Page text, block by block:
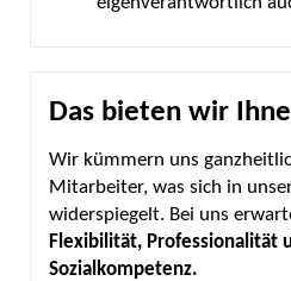
Das bieten wir
Wir kümmern uns
Mitarbeiter, was sich in
widerspiegelt. Bei uns
Flexibilität, Professionalität
Sozialkompetenz.